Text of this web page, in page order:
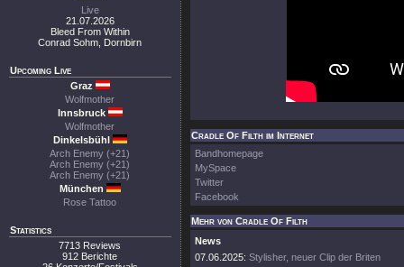
Live
21.07.2026
Bleed From Within
Conrad Sohm, Dornbirn
Upcoming Live
Graz
Wolfmother
Innsbruck
Wolfmother
Dinkelsbühl
Arch Enemy (+21)
Arch Enemy (+21)
Arch Enemy (+21)
München
Rose Tattoo
Statistics
7713 Reviews
912 Berichte
Cradle Of Filth im Internet
Bandhomepage
MySpace
Twitter
Facebook
Mehr von Cradle Of Filth
News
07.06.2025: Stylisher, neuer Clip der Briten